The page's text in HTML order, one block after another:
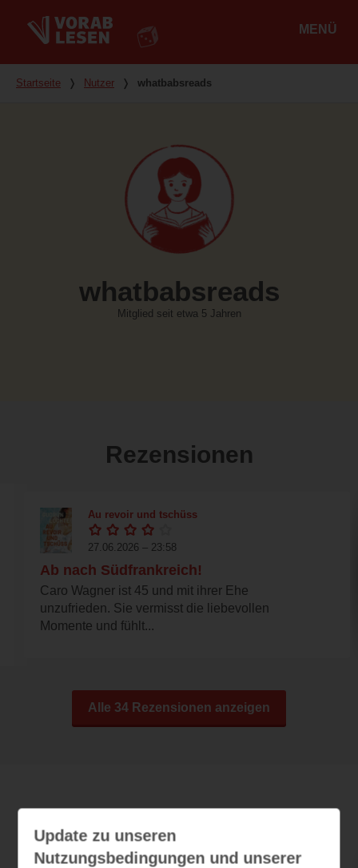
MENÜ
Du bist hier
Startseite ❭ Nutzer ❭ whatbabsreads
whatbabsreads
Mitglied seit etwa 5 Jahren
Rezensionen
Au revoir und tschüss
27.06.2026 – 23:58
Ab nach Südfrankreich!
Caro Wagner ist 45 und mit ihrer Ehe
unzufrieden. Sie vermisst die liebevollen
Momente und fühlt...
Alle 34 Rezensionen anzeigen
Leseeindrücke
Update zu unseren
Nutzungsbedingungen und unserer